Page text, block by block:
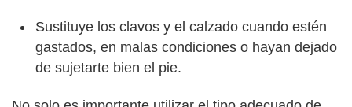
Sustituye los clavos y el calzado cuando estén
gastados, en malas condiciones o hayan dejado
de sujetarte bien el pie.